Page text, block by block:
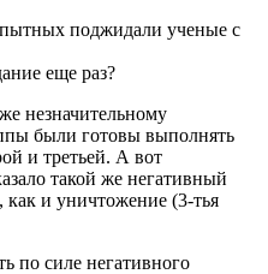
поджидали ученые с
еще раз?
незначительному
были готовы выполнять
и третьей. А вот
такой же негативный
и уничтожение (3-тья
по силе негативного